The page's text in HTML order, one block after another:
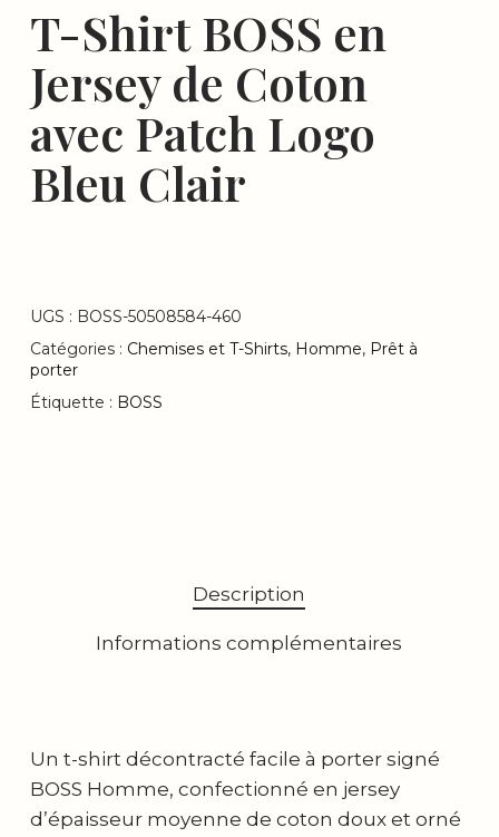
T-Shirt BOSS en
Jersey de Coton
avec Patch Logo
Bleu Clair
UGS : BOSS-50508584-460
Catégories : Chemises et T-Shirts, Homme, Prêt à
porter
Étiquette : BOSS
Description
Informations complémentaires
Un t-shirt décontracté facile à porter signé
BOSS Homme, confectionné en jersey
d’épaisseur moyenne de coton doux et orné